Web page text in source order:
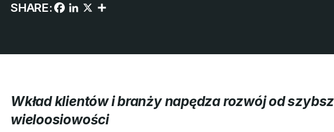
SHARE:
Wkład klientów i branży napędza rozwój od
wieloosiowości